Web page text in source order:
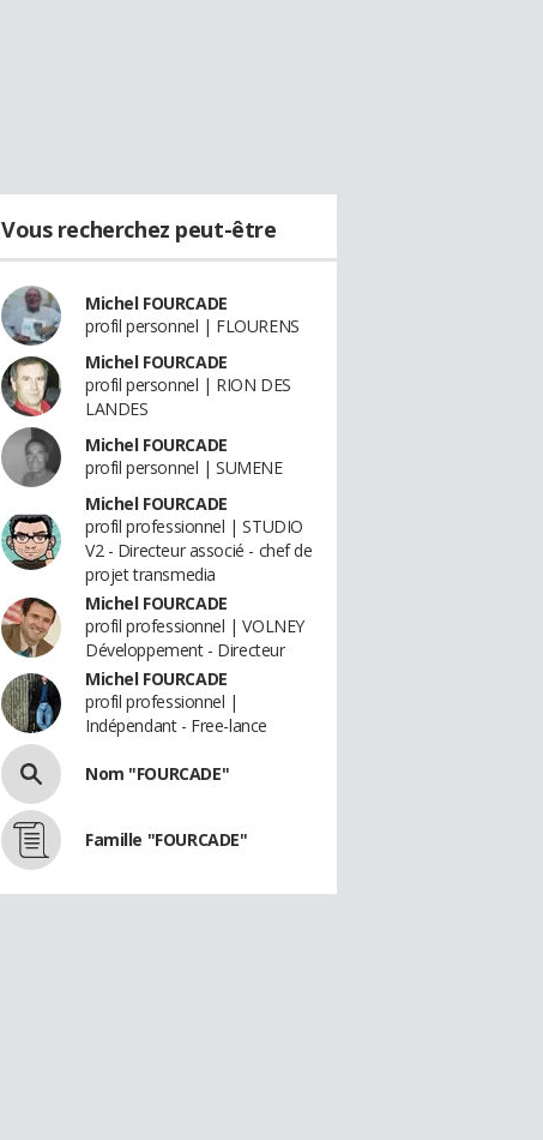
Vous recherchez peut-être
Michel FOURCADE
profil personnel | FLOURENS
Michel FOURCADE
profil personnel | RION DES
LANDES
Michel FOURCADE
profil personnel | SUMENE
Michel FOURCADE
profil professionnel | STUDIO
V2 - Directeur associé - chef de
projet transmedia
Michel FOURCADE
profil professionnel | VOLNEY
Développement - Directeur
Michel FOURCADE
profil professionnel |
Indépendant - Free-lance
Nom "FOURCADE"
Famille "FOURCADE"